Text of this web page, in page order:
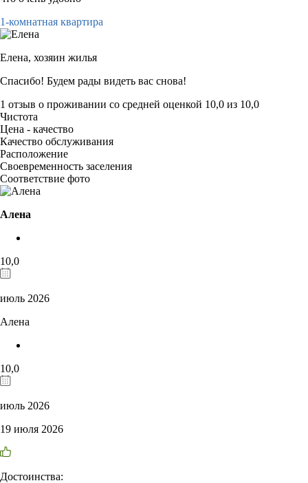
1-комнатная квартира
Елена, хозяин жилья
Спасибо! Будем рады видеть вас снова!
1 отзыв о проживании со средней оценкой 10,0 из 10,0
Чистота
Цена - качество
Качество обслуживания
Расположение
Своевременность заселения
Соответствие фото
Алена
10,0
июль 2026
Алена
10,0
июль 2026
19 июля 2026
Достоинства: